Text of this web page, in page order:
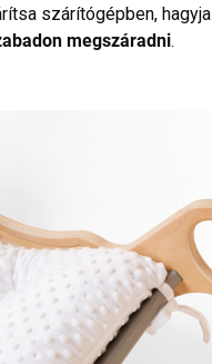
szárítógépben, hagyja
megszáradni.